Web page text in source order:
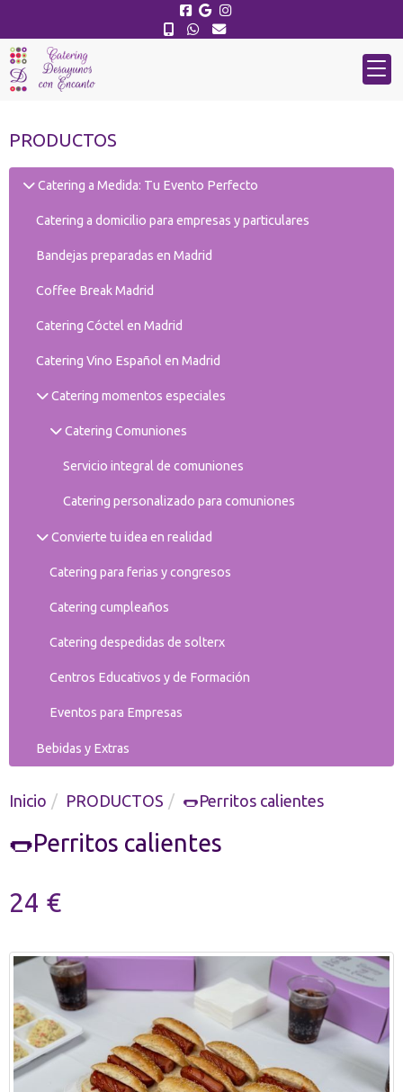
PRODUCTOS
Catering a Medida: Tu Evento Perfecto
Catering a domicilio para empresas y particulares
Bandejas preparadas en Madrid
Coffee Break Madrid
Catering Cóctel en Madrid
Catering Vino Español en Madrid
Catering momentos especiales
Catering Comuniones
Servicio integral de comuniones
Catering personalizado para comuniones
Convierte tu idea en realidad
Catering para ferias y congresos
Catering cumpleaños
Catering despedidas de solterx
Centros Educativos y de Formación
Eventos para Empresas
Bebidas y Extras
Inicio PRODUCTOS 🌭Perritos calientes
🌭Perritos calientes
24 €